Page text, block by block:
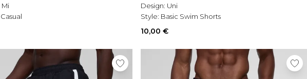
Mi
Casual
Design: Uni
Style: Basic Swim Shorts
10,00 €